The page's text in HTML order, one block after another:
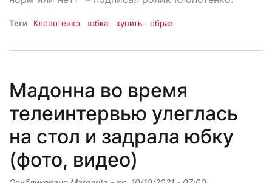
Теги Клопотенко юбка купить образ
Мадонна во время
телеинтервью улеглась
на стол и задрала юбку
(фото, видео)